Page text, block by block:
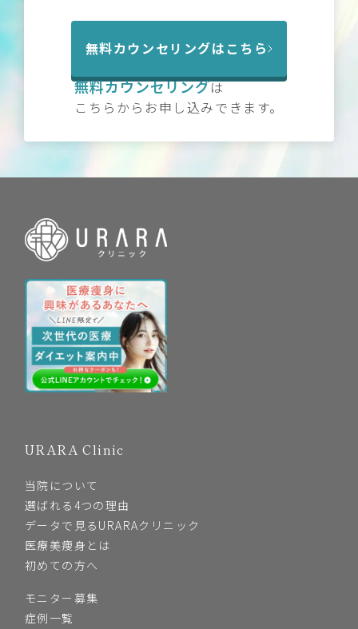
無料カウンセリングはこちら
無料カウンセリングは
こちらからお申し込みできます。
URARA Clinic
当院について
選ばれる4つの理由
データで見るURARAクリニック
医療美痩身とは
初めての方へ
モニター募集
症例一覧